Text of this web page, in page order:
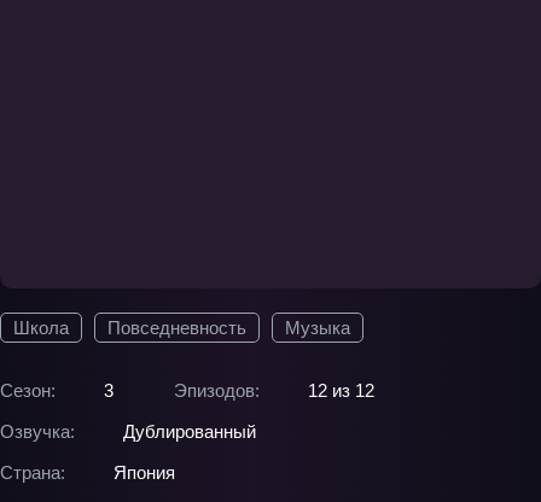
Школа Повседневность Музыка
Сезон: 3 Эпизодов:
12 из 12
Озвучка:
Дублированный
Страна:
Япония